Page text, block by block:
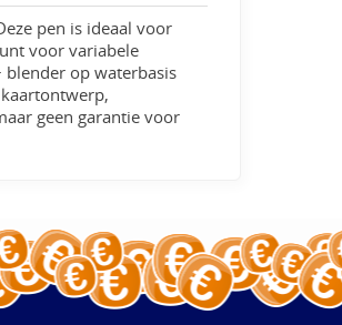
pen is ideaal voor
voor variabele
op waterbasis
geen garantie voor